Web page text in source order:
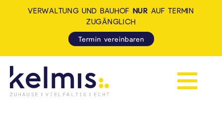
Navigation
VERWALTUNG UND BAUHOF NUR AUF TERMIN
ZUGÄNGLICH
Termin vereinbaren